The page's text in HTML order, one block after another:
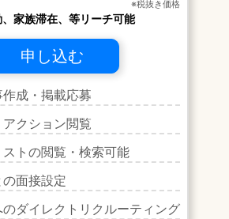
※税抜き価格
家族滞在、等リーチ可能
申し込む
成・掲載応募
クション閲覧
トの閲覧・検索可能
面接設定
ダイレクトリクルーティング